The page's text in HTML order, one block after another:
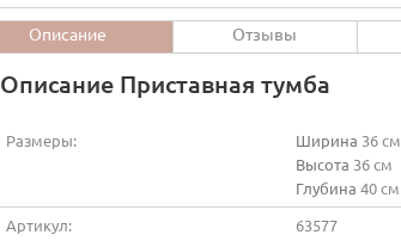
Описание Отзывы
Описание Приставная тумба
Размеры: Ширина 36 см
Высота 36 см
Глубина 40 см
Артикул:
63577